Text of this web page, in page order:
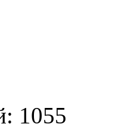
1055